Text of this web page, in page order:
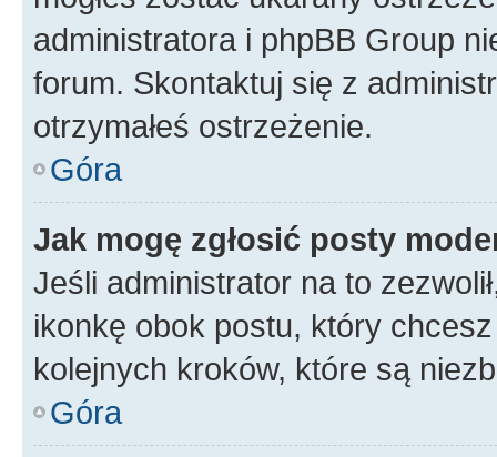
administratora i phpBB Group
forum. Skontaktuj się z
otrzymałeś ostrzeżenie.
Góra
Jak mogę zgłosić posty
Jeśli administrator na to
ikonkę obok postu, który
kolejnych kroków, które są
Góra